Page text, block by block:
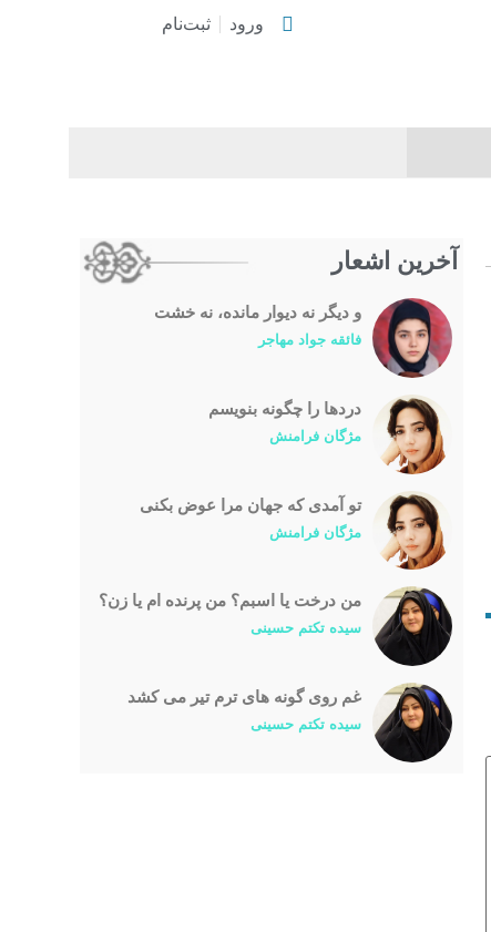
ورود ثبت‌نام
آخرین اشعار
و دیگر نه دیوار مانده، نه خشت
فائقه جواد مهاجر
درد‌ها را چگونه بنویسم
مژگان فرامنش
تو آمدی که جهان مرا عوض بکنی
مژگان فرامنش
من درخت یا اسبم؟ من پرنده ام یا زن؟
سیده تکتم حسینی
غم روی گونه های ترم تیر می کشد
سیده تکتم حسینی